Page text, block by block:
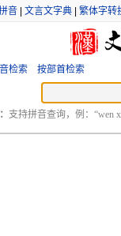
音 文言文字典 繁体字转
检索 按部首检索
支持拼音查询，例：“wen